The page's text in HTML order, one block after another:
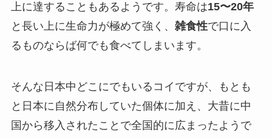
上に達することもあるようです。寿命は15〜20年
と長い上に生命力が極めて強く、 雑食性で口に入
るものならば何でも食べてしまいます。
そんな日本中どこにでもいるコイですが、もとも
と日本に自然分布していた個体に加え、大昔に中
国から移入されたことで全国的に広まったようで